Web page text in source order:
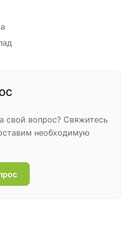
свой вопрос? Свяжитесь
необходимую